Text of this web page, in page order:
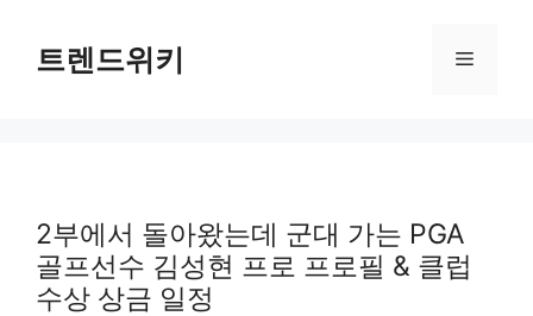
트렌드위키 메
2부에서 돌아왔는데 군대 가는 PGA
골프선수 김성현 프로 프로필 & 클럽
수상 상금 일정